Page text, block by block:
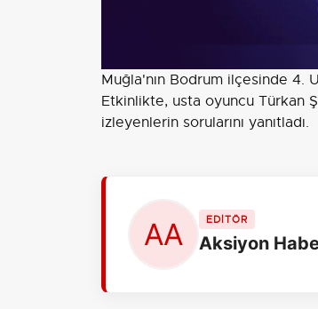
Muğla'nın Bodrum ilçesinde 4.
Etkinlikte, usta oyuncu Türkan
izleyenlerin sorularını yanıtladı.
EDİTÖR
Aksiyon